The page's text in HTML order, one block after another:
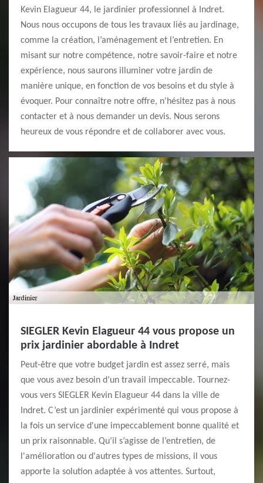
Kevin Elagueur 44, le jardinier professionnel à Indret.
Nous nous occupons de tous les travaux liés au jardinage,
comme la création, l’aménagement et l’entretien. En
misant sur notre compétence, notre savoir-faire et notre
expérience, nous saurons illuminer votre jardin de
manière unique, en fonction de vos besoins et du style à
évoquer. Pour connaître notre offre, n'hésitez pas à nous
contacter et à nous demander un devis. Nous serons
heureux de vous répondre et de collaborer avec vous.
SIEGLER Kevin Elagueur 44 vous propose un
prix jardinier abordable à Indret
Peut-être que votre budget jardin est assez serré, mais
que vous avez besoin d’un travail impeccable. Tournez-
vous vers SIEGLER Kevin Elagueur 44 dans la ville de
Indret. C’est un jardinier expérimenté qui vous propose à
la fois un service d'une impeccablement bonne qualité et
un prix raisonnable. Qu’il s’agisse de l’entretien, de
l'amélioration ou d'autres types de missions, il vous
apporte la solution adaptée à vos attentes. Surtout,